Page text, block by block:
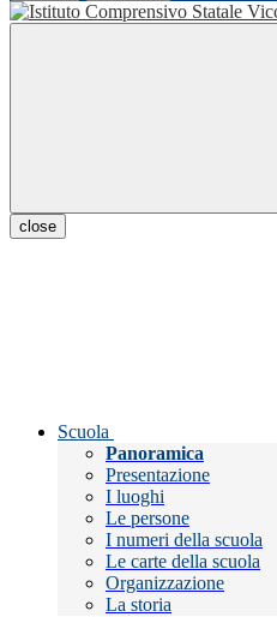
close
Scuola
Panoramica
Presentazione
I luoghi
Le persone
I numeri della scuola
Le carte della scuola
Organizzazione
La storia